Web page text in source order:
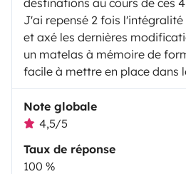
J'ai repensé 2 fois
et axé les dernières
un matelas à mémoire de
facile à mettre en place dans
Note globale
4,5/5
Taux de réponse
100 %